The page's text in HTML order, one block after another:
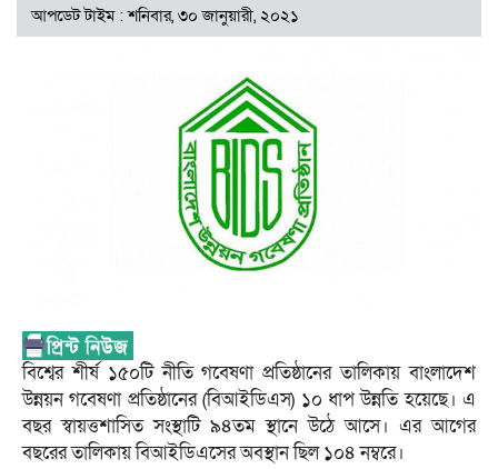
আপডেট টাইম : শনিবার, ৩০ জানুয়ারী, ২০২১
বিশ্বের শীর্ষ ১৫০টি নীতি গবেষণা প্রতিষ্ঠানের তালিকায় বাংলাদেশ
উন্নয়ন গবেষণা প্রতিষ্ঠানের (বিআইডিএস) ১০ ধাপ উন্নতি হয়েছে। এ
বছর স্বায়ত্তশাসিত সংস্থাটি ৯৪তম স্থানে উঠে আসে। এর আগের
বছরের তালিকায় বিআইডিএসের অবস্থান ছিল ১০৪ নম্বরে।